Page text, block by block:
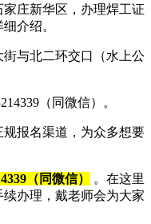
庄新华区，办理焊工证
介绍。
与北二环交口（水上公
（同微信）。
报名渠道，为众多想要
（同微信）
。在这里
办理，戴老师会为大家